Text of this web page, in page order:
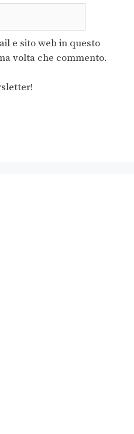
e sito web in questo
volta che commento.